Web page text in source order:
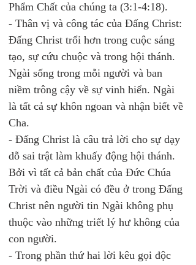
Phẩm Chất của chúng ta (3:1-4:18).
- Thân vị và công tác của Đấng Christ:
Đấng Christ trổi hơn trong cuộc sáng
tạo, sự cứu chuộc và trong hội thánh.
Ngài sống trong mỗi người và ban
niềm trông cậy về sự vinh hiển. Ngài
là tất cả sự khôn ngoan và nhận biết về
Cha.
- Đấng Christ là câu trả lời cho sự dạy
dỗ sai trật làm khuấy động hội thánh.
Bởi vì tất cả bản chất của Đức Chúa
Trời và điều Ngài có đều ở trong Đấng
Christ nên người tin Ngài không phụ
thuộc vào những triết lý hư không của
con người.
- Trong phần thứ hai lời kêu gọi độc